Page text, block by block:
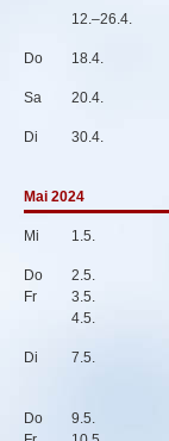
12.–26.4.
Do 18.4.
Sa 20.4.
Di 30.4.
Mai 2024
Mi 1.5.
Do
Fr
2.5.
3.5.
4.5.
Di 7.5.
Do
9.5.